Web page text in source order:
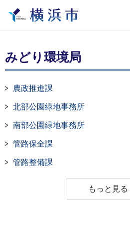
みどり環境局
農政推進課
北部公園緑地事務所
南部公園緑地事務所
管路保全課
管路整備課
もっと見る